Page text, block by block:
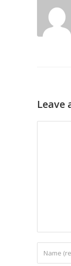
Leave